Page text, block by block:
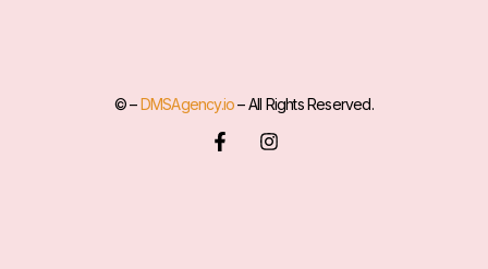
© –DMSAgency.io– All Rights Reserved.